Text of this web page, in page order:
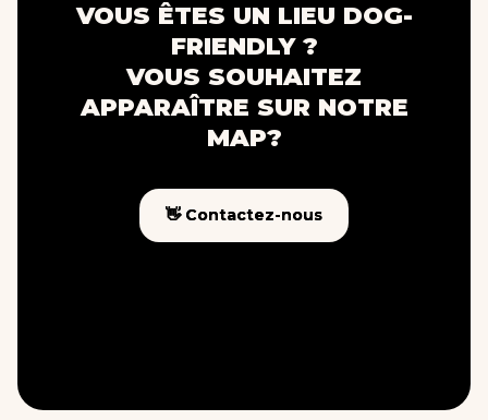
VOUS ÊTES UN LIEU DOG-
FRIENDLY ?
VOUS SOUHAITEZ
APPARAÎTRE SUR NOTRE
MAP?
👋 Contactez-nous
👋 Contactez-nous